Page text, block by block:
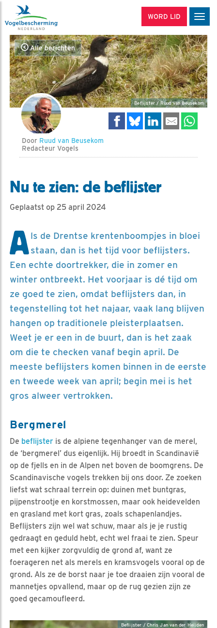
WORD LID
Alle berichten
Beflijster / Ruud van Beusekom
Door Ruud van Beusekom
Redacteur Vogels
Nu te zien: de beflijster
Geplaatst op 25 april 2024
Als de Drentse krentenboompjes in bloei
staan, dan is het tijd voor beflijsters.
Een echte doortrekker, die in zomer en
winter ontbreekt. Het voorjaar is dé tijd om
ze goed te zien, omdat beflijsters dan, in
tegenstelling tot het najaar, vaak lang blijven
hangen op traditionele pleisterplaatsen.
Weet je er een in de buurt, dan is het zaak
om die te checken vanaf begin april. De
meeste beflijsters komen binnen in de eerste
en tweede week van april; begin mei is het
gros alweer vertrokken.
Bergmerel
De beflijster is de alpiene tegenhanger van de merel,
de ‘bergmerel’ dus eigenlijk. Hij broedt in Scandinavië
op de fjells en in de Alpen net boven de boomgrens. De
Scandinavische vogels trekken bij ons door. Ze zoeken
liefst wat schraal terrein op: duinen met buntgras,
pijpenstrootje en korstmossen, maar ook heidevelden
en grasland met kort gras, zoals schapenlandjes.
Beflijsters zijn wel wat schuw, maar als je je rustig
gedraagt en geduld hebt, echt wel fraai te zien. Speur
met een kijker zorgvuldig de grond af, want ze
foerageren net als merels en kramsvogels vooral op de
grond. Als ze de borst naar je toe draaien zijn vooral de
mannetjes opvallend, maar op de rug gezien zijn ze
goed gecamoufleerd.
Beflijster / Chris Jan van der Heijden